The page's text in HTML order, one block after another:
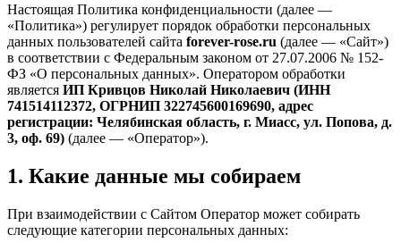
Настоящая Политика конфиденциальности (далее —
«Политика») регулирует порядок обработки персональных
данных пользователей сайта forever-rose.ru (далее — «Сайт»)
в соответствии с Федеральным законом от 27.07.2006 № 152-
ФЗ «О персональных данных». Оператором обработки
является ИП Кривцов Николай Николаевич (ИНН
741514112372, ОГРНИП 322745600169690, адрес
регистрации: Челябинская область, г. Миасс, ул. Попова, д.
3, оф. 69) (далее — «Оператор»).
1. Какие данные мы собираем
При взаимодействии с Сайтом Оператор может собирать
следующие категории персональных данных: